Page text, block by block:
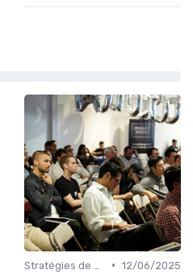
• 12/06/2025